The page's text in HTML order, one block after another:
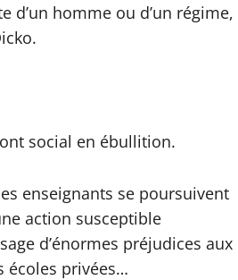
d’un homme ou d’un régime,
social en ébullition.
enseignants se poursuivent
action susceptible
d’énormes préjudices aux
écoles privées…